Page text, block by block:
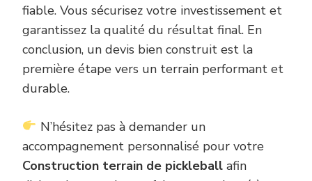
fiable. Vous sécurisez votre investissement et
garantissez la qualité du résultat final. En
conclusion, un devis bien construit est la
première étape vers un terrain performant et
durable.
N’hésitez pas à demander un
accompagnement personnalisé pour votre
Construction terrain de pickleball afin